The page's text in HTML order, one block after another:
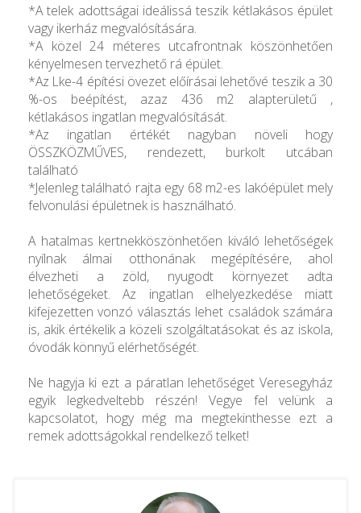
*A telek adottságai ideálissá teszik kétlakásos épület
vagy ikerház megvalósítására.
*A közel 24 méteres utcafrontnak köszönhetően
kényelmesen tervezhető rá épület.
*Az Lke-4 építési övezet előírásai lehetővé teszik a 30
%-os beépítést, azaz 436 m2 alapterületű ,
kétlakásos ingatlan megvalósítását.
*Az ingatlan értékét nagyban növeli hogy
ÖSSZKÖZMŰVES, rendezett, burkolt utcában
található
*Jelenleg található rajta egy 68 m2-es lakóépület mely
felvonulási épületnek is használható.
A hatalmas kertnekköszönhetően kiváló lehetőségek
nyílnak álmai otthonának megépítésére, ahol
élvezheti a zöld, nyugodt környezet adta
lehetőségeket. Az ingatlan elhelyezkedése miatt
kifejezetten vonzó választás lehet családok számára
is, akik értékelik a közeli szolgáltatásokat és az iskola,
óvodák könnyű elérhetőségét.
Ne hagyja ki ezt a páratlan lehetőséget Veresegyház
egyik legkedveltebb részén! Vegye fel velünk a
kapcsolatot, hogy még ma megtekinthesse ezt a
remek adottságokkal rendelkező telket!